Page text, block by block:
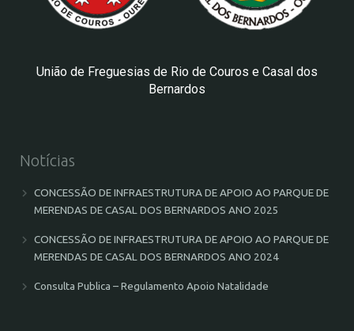
União de Freguesias de Rio de Couros e Casal dos
Bernardos
Notícias
CONCESSÃO DE INFRAESTRUTURA DE APOIO AO PARQUE DE
MERENDAS DE CASAL DOS BERNARDOS ANO 2025
CONCESSÃO DE INFRAESTRUTURA DE APOIO AO PARQUE DE
MERENDAS DE CASAL DOS BERNARDOS ANO 2024
Consulta Publica – Regulamento Apoio Natalidade